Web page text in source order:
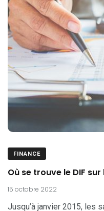
FINANCE
Où se trouve le DIF
15 octobre 2022
Jusqu’à janvier 2015, les